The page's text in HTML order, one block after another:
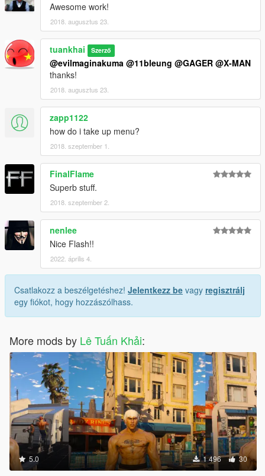
Awesome work!
2018. augusztus 23.
tuankhai Szerző
@evilmaginakuma @11bleung @GAGER @X-MAN
thanks!
2018. augusztus 23.
zapp1122
how do i take up menu?
2018. szeptember 1.
FinalFlame
Superb stuff.
2018. szeptember 2.
nenlee
Nice Flash!!
2022. április 4.
Csatlakozz a beszélgetéshez! Jelentkezz be vagy regisztrálj
egy fiókot, hogy hozzászólhass.
More mods by Lê Tuấn Khải:
5.0 1 496 30